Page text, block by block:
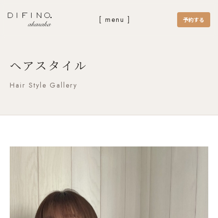
[ menu ] 予約する
ヘアスタイル
Hair Style Gallery